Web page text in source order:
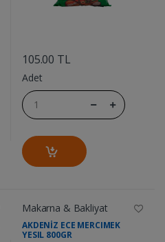
105.00 TL
Adet
Makarna & Bakliyat
AKDENİZ ECE MERCIMEK
YESIL 800GR